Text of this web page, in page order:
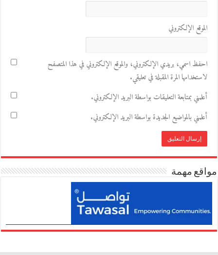
الموقع الإلكتروني
احفظ اسمي، بريدي الإلكتروني، والموقع الإلكتروني في هذا المتصفح
لاستخدامها المرة المقبلة في تعليقي.
أعلمني بمتابعة التعليقات بواسطة البريد الإلكتروني.
أعلمني بالمواضيع الجديدة بواسطة البريد الإلكتروني.
مواقع مهمة